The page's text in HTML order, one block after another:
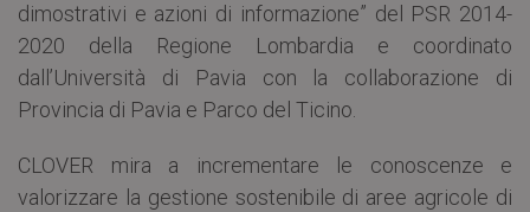
dimostrativi e azioni di informazione” del PSR 2014-
2020 della Regione Lombardia e coordinato
dall’Università di Pavia con la collaborazione di
Provincia di Pavia e Parco del Ticino.
CLOVER mira a incrementare le conoscenze e
valorizzare la gestione sostenibile di aree agricole di